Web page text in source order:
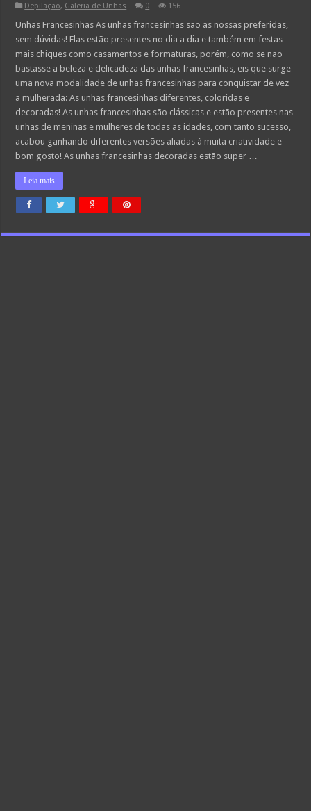
Depilação, Galeria de Unhas 0 156
Unhas Francesinhas As unhas francesinhas são as nossas preferidas,
sem dúvidas! Elas estão presentes no dia a dia e também em festas
mais chiques como casamentos e formaturas, porém, como se não
bastasse a beleza e delicadeza das unhas francesinhas, eis que surge
uma nova modalidade de unhas francesinhas para conquistar de vez
a mulherada: As unhas francesinhas diferentes, coloridas e
decoradas! As unhas francesinhas são clássicas e estão presentes nas
unhas de meninas e mulheres de todas as idades, com tanto sucesso,
acabou ganhando diferentes versões aliadas à muita criatividade e
bom gosto! As unhas francesinhas decoradas estão super …
Leia mais